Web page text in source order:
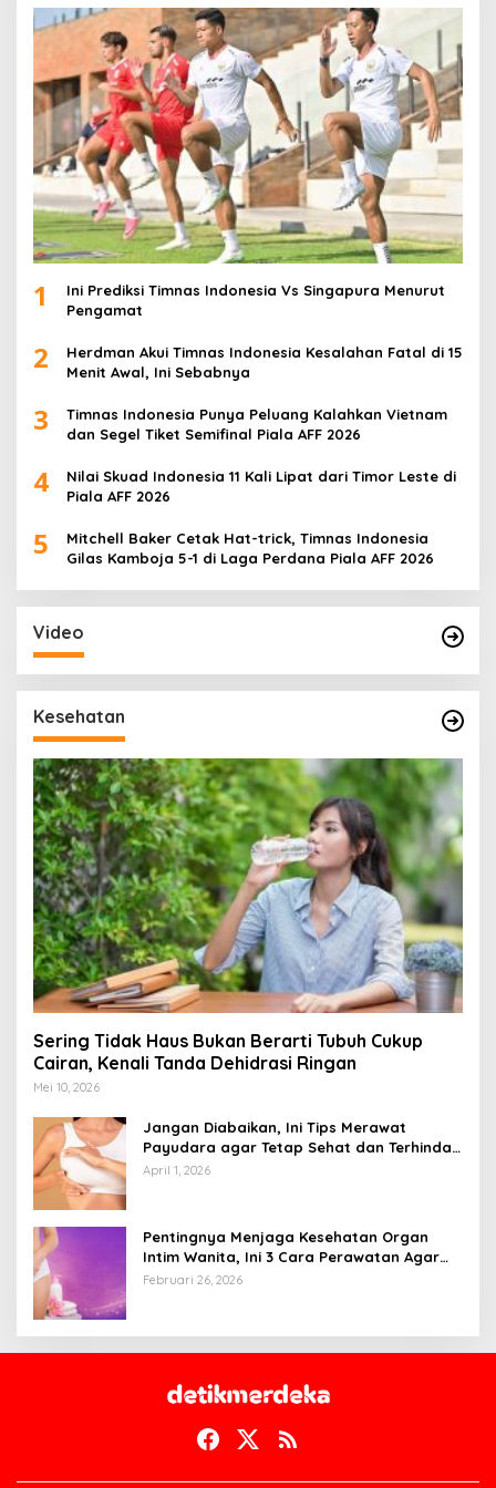
1
Ini Prediksi Timnas Indonesia Vs Singapura Menurut
Pengamat
2
Herdman Akui Timnas Indonesia Kesalahan Fatal di 15
Menit Awal, Ini Sebabnya
3
Timnas Indonesia Punya Peluang Kalahkan Vietnam
dan Segel Tiket Semifinal Piala AFF 2026
4
Nilai Skuad Indonesia 11 Kali Lipat dari Timor Leste di
Piala AFF 2026
5
Mitchell Baker Cetak Hat-trick, Timnas Indonesia
Gilas Kamboja 5-1 di Laga Perdana Piala AFF 2026
Video
Kesehatan
Sering Tidak Haus Bukan Berarti Tubuh Cukup
Cairan, Kenali Tanda Dehidrasi Ringan
Mei 10, 2026
Jangan Diabaikan, Ini Tips Merawat
Payudara agar Tetap Sehat dan Terhindar
dari Risiko Penyakit
April 1, 2026
Pentingnya Menjaga Kesehatan Organ
Intim Wanita, Ini 3 Cara Perawatan Agar
Tetap Bersih
Februari 26, 2026